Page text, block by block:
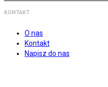
KONTAKT
O nas
Kontakt
Napisz do nas